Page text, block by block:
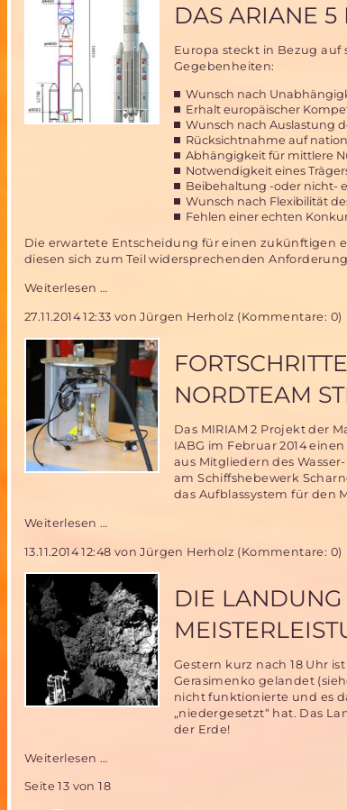
Mars
Society
Deutschland
mit
ihrem
Projekt
ARCHIMEDES
DAS ARIANE
Europa steckt in Bezug
Gegebenheiten:
Wunsch nach
Erhalt europäischer
Wunsch nach Auslastung
Rücksichtnahme auf
Abhängigkeit für mittlere
Notwendigkeit eines
Beibehaltung -oder nicht-
Wunsch nach Flexibilität
Fehlen einer echten
Die erwartete Entscheidung für einen zukünftigen
diesen sich zum Teil widersprechenden
Weiterlesen …
5
Nachfolge
Dilemma
27.11.2014 12:33 von Jürgen Herholz (Kommentare: 0)
NORDTEAM
Das MIRIAM 2 Projekt der
IABG im Februar 2014
aus Mitgliedern des
am Schiffshebewerk
das Aufblassystem für den
Weiterlesen …
MIRIAM
2
Flugtestprogramm-
das
MSD
NordTeam
stellt
Das
Ballon-
Aufblassystem
13.11.2014 12:48 von Jürgen Herholz (Kommentare: 0)
DIE
Gestern kurz nach 18 Uhr
Gerasimenko gelandet
nicht funktionierte und es
„niedergesetzt“ hat. Das
der Erde!
Weiterlesen …
von
Seite 13 von 18